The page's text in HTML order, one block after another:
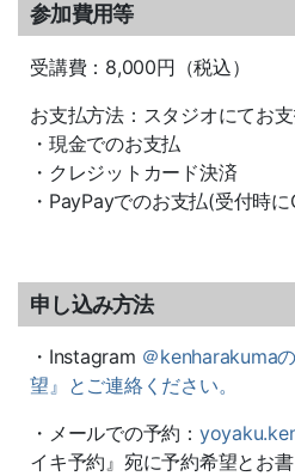
参加費用等
受講費：8,000円（税込）
お支払方法：スタジオにてお
・現金でのお支払
・クレジットカード決済
・PayPayでのお支払(受付時に
申し込み方法
・Instagram ＠kenharakuma
望』とご連絡ください。
・メールでの予約：
イキ予約』宛に予約希望とお